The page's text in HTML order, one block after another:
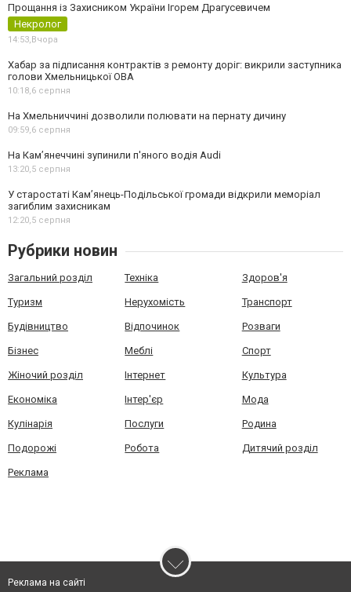
Прощання із Захисником України Ігорем Драгусевичем
Некролог
14:53,Вчора
Хабар за підписання контрактів з ремонту доріг: викрили заступника
голови Хмельницької ОВА
10:18,6 серпня
На Хмельниччині дозволили полювати на пернату дичину
09:59,6 серпня
На Камʼянеччині зупинили п'яного водія Audi
13:20,5 серпня
У старостаті Кам’янець-Подільської громади відкрили меморіал
загиблим захисникам
12:20,5 серпня
Рубрики новин
Загальний розділ Техніка Здоров'я
Туризм Нерухомість Транспорт
Будівництво Відпочинок Розваги
Бізнес Меблі Спорт
Жіночий розділ Інтернет Культура
Економіка Інтер'єр Мода
Кулінарія Послуги Родина
Подорожі Робота Дитячий розділ
Реклама
Реклама на сайті